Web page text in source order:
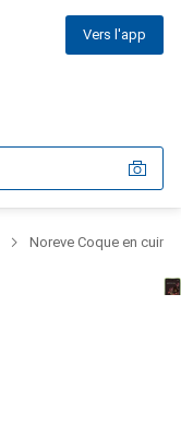
Vers l'app
Noreve Coque en cuir